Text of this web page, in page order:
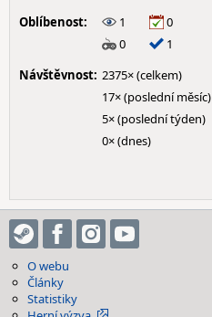
Oblíbenost:
1
0
0
1
Návštěvnost: 2375× (celkem)
17× (poslední měsíc)
5× (poslední týden)
0× (dnes)
O webu
Články
Statistiky